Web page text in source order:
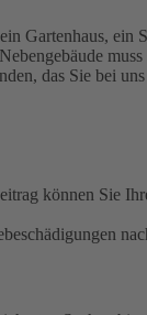
Gartenhaus, ein
das Sie bei
können Sie